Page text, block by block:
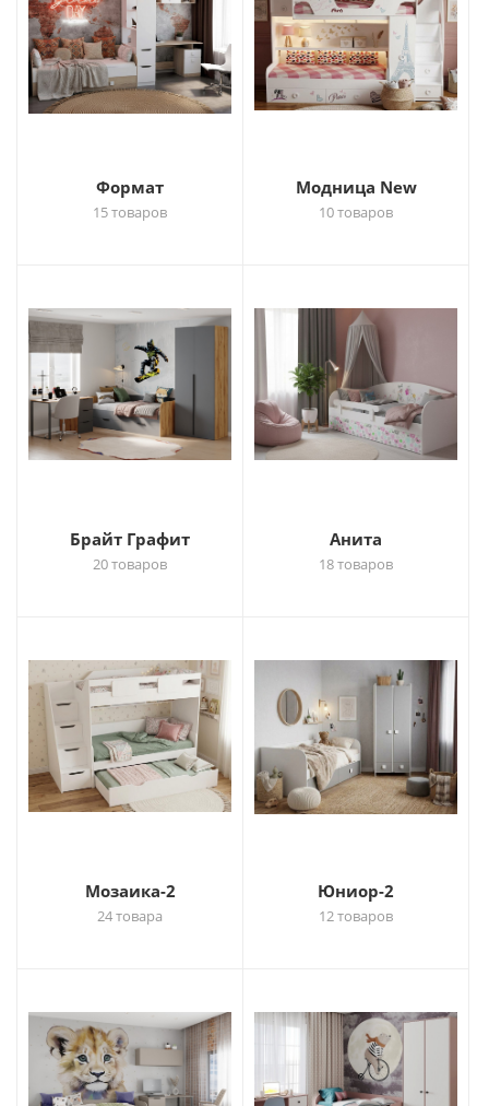
Формат
15 товаров
Модница New
10 товаров
Брайт Графит
20 товаров
Анита
18 товаров
Мозаика-2
24 товара
Юниор-2
12 товаров